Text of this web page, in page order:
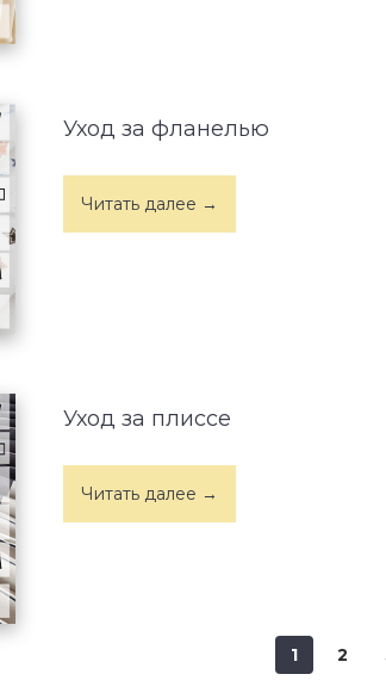
Уход за фланелью
Читать далее →
Уход за плиссе
Читать далее →
1 2